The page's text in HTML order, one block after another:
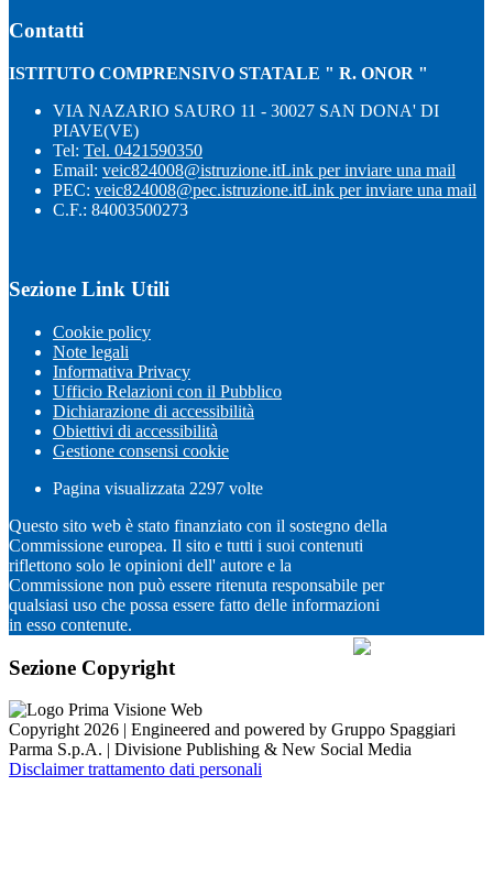
Contatti
ISTITUTO COMPRENSIVO STATALE " R. ONOR "
VIA NAZARIO SAURO 11 - 30027 SAN DONA' DI
PIAVE(VE)
Tel: Tel. 0421590350
Email: veic824008@istruzione.itLink per inviare una mail
PEC: veic824008@pec.istruzione.itLink per inviare una mail
C.F.: 84003500273
Sezione Link Utili
Cookie policy
Note legali
Informativa Privacy
Ufficio Relazioni con il Pubblico
Dichiarazione di accessibilità
Obiettivi di accessibilità
Gestione consensi cookie
Pagina visualizzata 2297 volte
Questo sito web è stato finanziato con il sostegno della
Commissione europea. Il sito e tutti i suoi contenuti
riflettono solo le opinioni dell' autore e la
Commissione non può essere ritenuta responsabile per
qualsiasi uso che possa essere fatto delle informazioni
in esso contenute.
Sezione Copyright
Copyright 2026 | Engineered and powered by Gruppo Spaggiari
Parma S.p.A. | Divisione Publishing & New Social Media
Disclaimer trattamento dati personali